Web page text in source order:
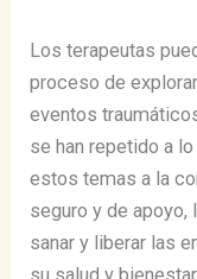
Los terapeutas
proceso de
eventos
se han repetido a
estos temas a la
seguro y de
sanar y liberar las